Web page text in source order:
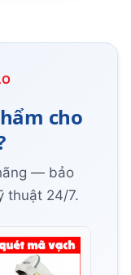
cho
— bảo
thuật 24/7.